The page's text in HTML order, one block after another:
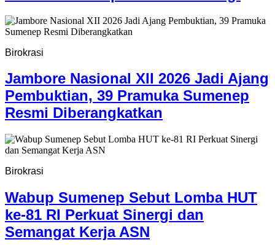
Birokrasi
Jambore Nasional XII 2026 Jadi Ajang
Pembuktian, 39 Pramuka Sumenep
Resmi Diberangkatkan
Birokrasi
Wabup Sumenep Sebut Lomba HUT
ke-81 RI Perkuat Sinergi dan
Semangat Kerja ASN